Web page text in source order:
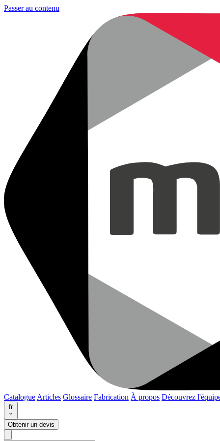
Passer au contenu
Catalogue Articles Glossaire Fabrication À propos Découvrez
fr
Obtenir un devis